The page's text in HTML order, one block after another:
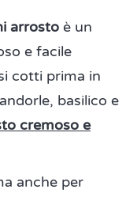
arrosto è un
e facile
cotti prima in
basilico e
cremoso e
anche per